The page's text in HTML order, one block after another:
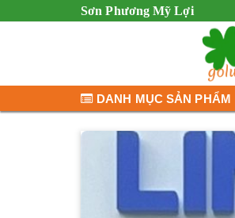
Sơn Phương Mỹ Lợi
DANH MỤC SẢN PHẨM